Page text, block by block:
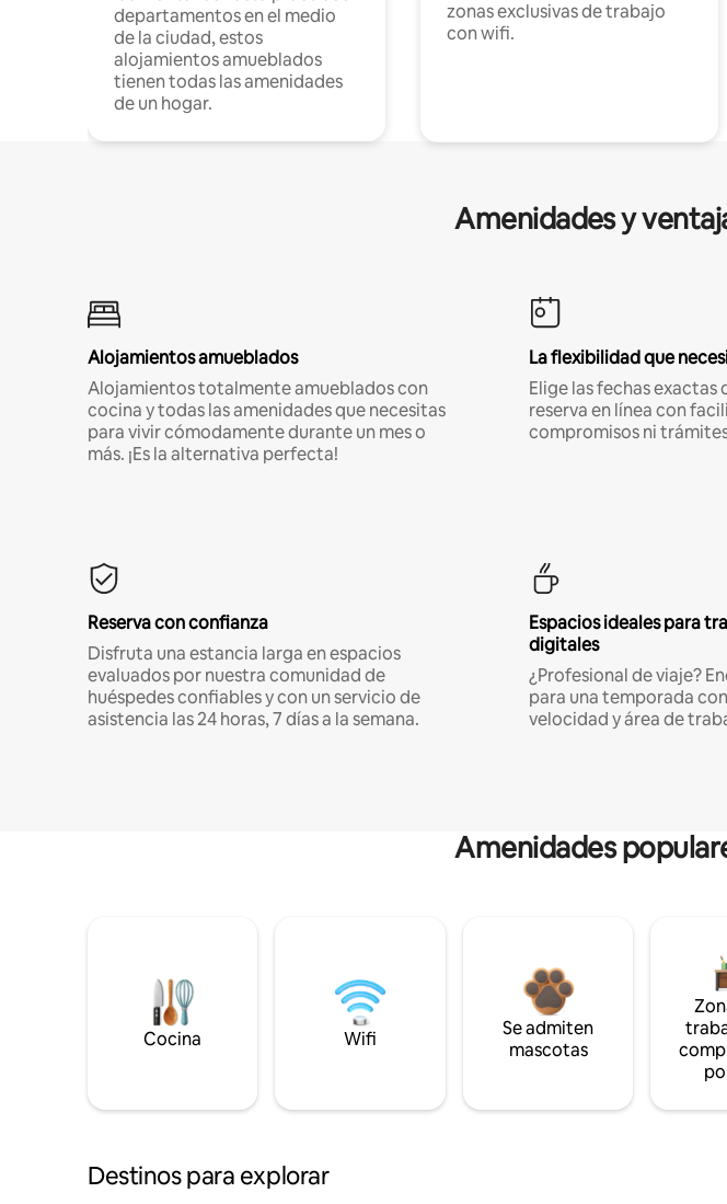
departamentos en el medio
de la ciudad, estos
alojamientos amueblados
tienen todas las amenidades
de un hogar.
zonas exclusivas de trabajo
con wifi.
Amenidades y
Alojamientos amueblados
Alojamientos totalmente amueblados con
cocina y todas las amenidades que necesitas
para vivir cómodamente durante un mes o
más. ¡Es la alternativa perfecta!
La flexibilidad que
Elige las fechas exactas
reserva en línea con
compromisos ni
Reserva con confianza
Disfruta una estancia larga en espacios
evaluados por nuestra comunidad de
huéspedes confiables y con un servicio de
asistencia las 24 horas, 7 días a la semana.
Espacios ideales para
digitales
¿Profesional de viaje?
para una temporada
velocidad y área de
Amenidades
Cocina Wifi
Se admiten
mascotas
Destinos para explorar